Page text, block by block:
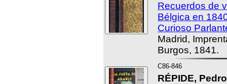
Recuerdos de
Bélgica en
Curioso
Madrid,
Burgos, 1841.
C86-846
RÉPIDE,